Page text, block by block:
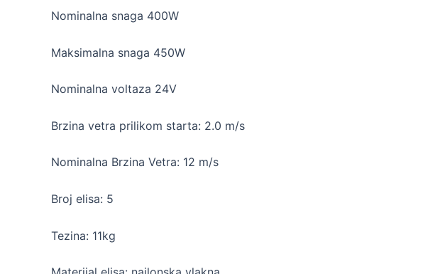
Nominalna snaga 400W
Maksimalna snaga 450W
Nominalna voltaza 24V
Brzina vetra prilikom starta: 2.0 m/s
Nominalna Brzina Vetra: 12 m/s
Broj elisa: 5
Tezina: 11kg